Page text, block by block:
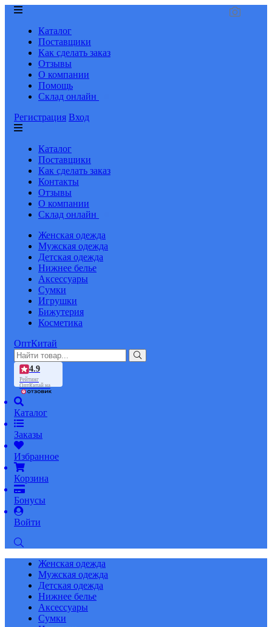
Каталог
Поставщики
Как сделать заказ
Отзывы
О компании
Помощь
Склад онлайн
Регистрация Вход
Каталог
Поставщики
Как сделать заказ
Контакты
Отзывы
О компании
Склад онлайн
Женская одежда
Мужская одежда
Детская одежда
Нижнее белье
Аксессуары
Сумки
Игрушки
Бижутерия
Косметика
ОптКитай
4.9
Рейтинг
ОптКитай на
Каталог
Заказы
Избранное
Корзина
Бонусы
Войти
Женская одежда
Мужская одежда
Детская одежда
Нижнее белье
Аксессуары
Сумки